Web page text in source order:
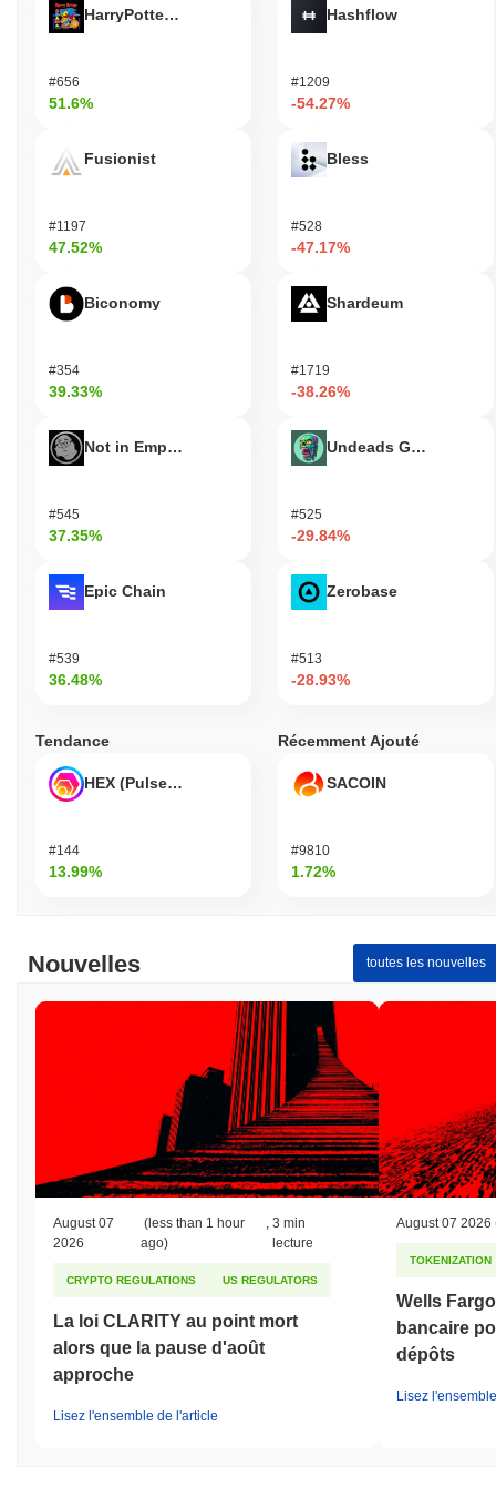
HarryPotterObamaSonic10Inu (ETH)
#656
51.6%
Fusionist
#1197
47.52%
Biconomy
#354
39.33%
Not in Employment, Education, or Training
#545
37.35%
Epic Chain
#539
36.48%
Hashflow
#1209
-54.27%
Bless
#528
-47.17%
Shardeum
#1719
-38.26%
Undeads Games
#525
-29.84%
Zerobase
#513
-28.93%
Tendance
HEX (Pulsechain)
#144
13.99%
Récemment Ajouté
SACOIN
#9810
1.72%
Nouvelles toutes les nouvelles
August 07
2026
(less than 1 hour
ago)
3 min
lecture
CRYPTO REGULATIONS US REGULATORS
La loi CLARITY au point mort
alors que la pause d'août
approche
Lisez l'ensemble de l'article
August 07 2026
TOKENIZATION
Wells
bancaire
dépôts
Lisez